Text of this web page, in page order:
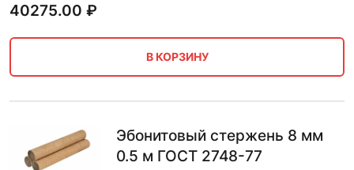
40275.00 ₽
В КОРЗИНУ
Эбонитовый стержень 8 мм
0.5 м ГОСТ 2748-77